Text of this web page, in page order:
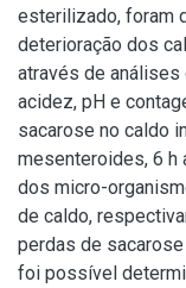
esterilizado, foram
deterioração dos
através de análises
acidez, pH e
sacarose no caldo
mesenteroides, 6 h
dos micro-
de caldo,
perdas de
foi possível